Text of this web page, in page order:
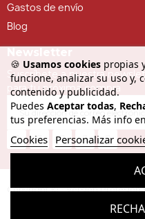
🍪 Usamos cookies propias
funcione, analizar su uso y,
contenido y publicidad.
Puedes Aceptar todas,
tus preferencias. Más info
Cookies Personalizar
Gastos de envío
Blog
Suscríbete a nuestra
para tu próxima compra
Copyright © - Versión